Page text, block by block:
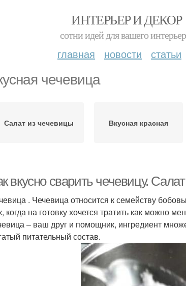
ИНТЕРЬЕР И ДЕКОР
сотни идей для вашего
главная новости статьи
чечевица
Салат из чечевицы Вкусная красная
вкусно сварить чечевицу.
. Чечевица относится к семейству
когда на готовку хочется тратить как можно
– ваш друг и помощник, ингредиент
питательный состав.